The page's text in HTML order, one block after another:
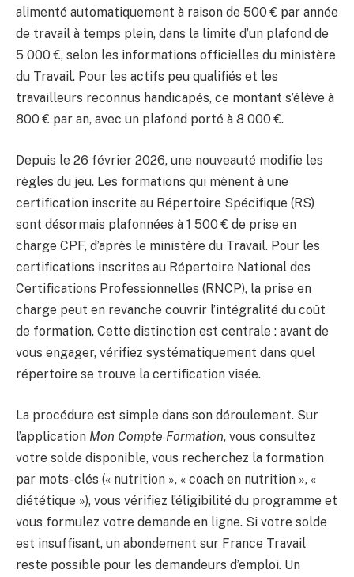
alimenté automatiquement à raison de 500 € par année
de travail à temps plein, dans la limite d’un plafond de
5 000 €, selon les informations officielles du ministère
du Travail. Pour les actifs peu qualifiés et les
travailleurs reconnus handicapés, ce montant s’élève à
800 € par an, avec un plafond porté à 8 000 €.
Depuis le 26 février 2026, une nouveauté modifie les
règles du jeu. Les formations qui mènent à une
certification inscrite au Répertoire Spécifique (RS)
sont désormais plafonnées à 1 500 € de prise en
charge CPF, d’après le ministère du Travail. Pour les
certifications inscrites au Répertoire National des
Certifications Professionnelles (RNCP), la prise en
charge peut en revanche couvrir l’intégralité du coût
de formation. Cette distinction est centrale : avant de
vous engager, vérifiez systématiquement dans quel
répertoire se trouve la certification visée.
La procédure est simple dans son déroulement. Sur
l’application Mon Compte Formation, vous consultez
votre solde disponible, vous recherchez la formation
par mots-clés (« nutrition », « coach en nutrition », «
diététique »), vous vérifiez l’éligibilité du programme et
vous formulez votre demande en ligne. Si votre solde
est insuffisant, un abondement sur France Travail
reste possible pour les demandeurs d’emploi. Un